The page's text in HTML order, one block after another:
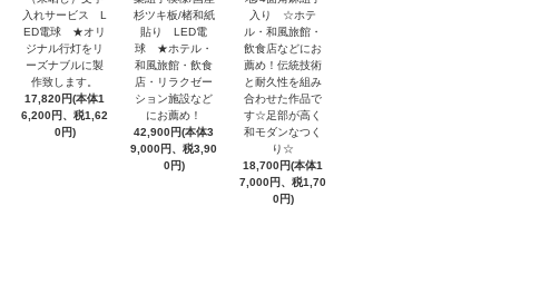
入れサービス L
ED電球 ★オリ
ジナル行灯をリ
ーズナブルに製
作致します。
17,820円(本体1
6,200円、税1,62
0円)
杉ツキ板/楮和紙
貼り LED電
球 ★ホテル・
和風旅館・飲食
店・リラクゼー
ション施設など
にお薦め！
42,900円(本体3
9,000円、税3,90
0円)
入り ☆ホテ
ル・和風旅館・
飲食店などにお
薦め！伝統技術
と耐久性を組み
合わせた作品で
す☆足部が高く
和モダンなつく
り☆
18,700円(本体1
7,000円、税1,70
0円)